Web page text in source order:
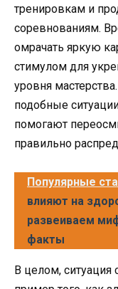
тренировкам и
соревнованиям.
омрачать яркую
стимулом для
уровня
подобные
помогают
правильно
Популярные
влияют на
развеиваем
факты
В целом,